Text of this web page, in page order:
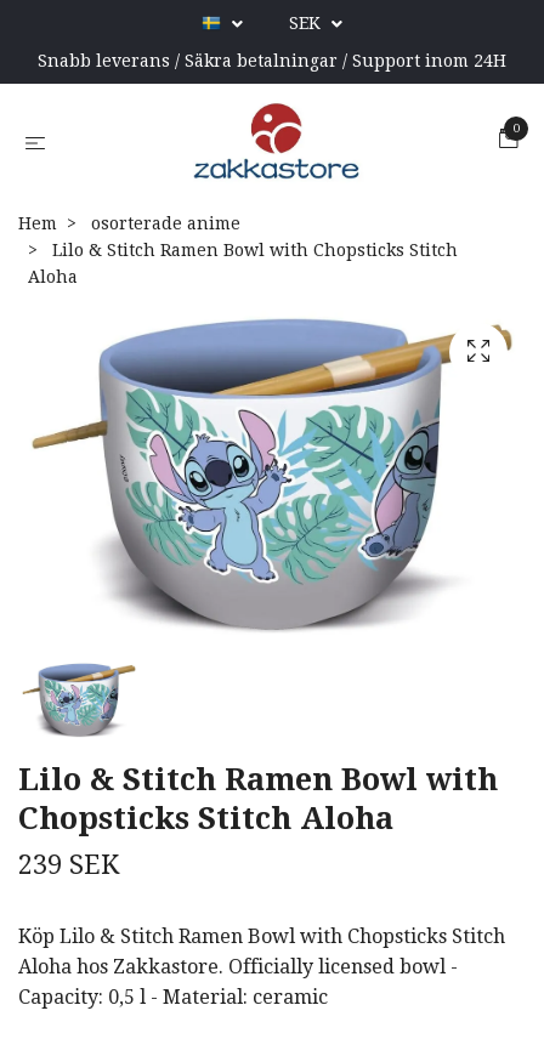
SEK
Snabb leverans / Säkra betalningar / Support inom 24H
0
Hem
osorterade anime
Lilo & Stitch Ramen Bowl with Chopsticks Stitch
Aloha
Lilo & Stitch Ramen Bowl with
Chopsticks Stitch Aloha
239 SEK
Köp Lilo & Stitch Ramen Bowl with Chopsticks Stitch
Aloha hos Zakkastore. Officially licensed bowl -
Capacity: 0,5 l - Material: ceramic